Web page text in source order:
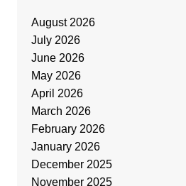
August 2026
July 2026
June 2026
May 2026
April 2026
March 2026
February 2026
January 2026
December 2025
November 2025